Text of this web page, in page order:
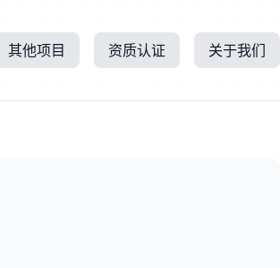
其他项目 资质认证 关于我们